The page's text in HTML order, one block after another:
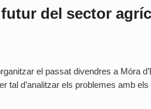
del sector
el passat divendres a Móra
d’analitzar els problemes amb els